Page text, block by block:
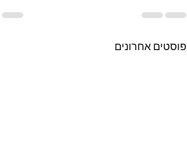
פוסטים אחרונים